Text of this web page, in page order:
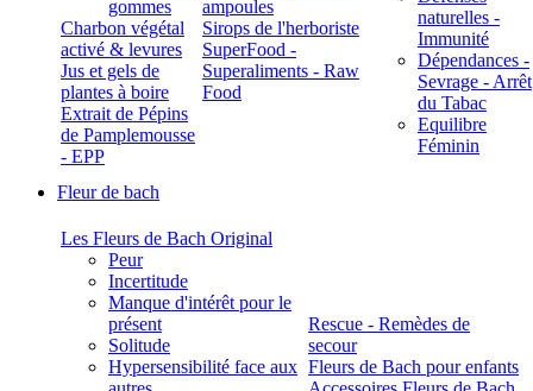
gommes
Charbon végétal
activé & levures
Jus et gels de
plantes à boire
Extrait de Pépins
de Pamplemousse
- EPP
ampoules
Sirops de l'herboriste
SuperFood -
Superaliments - Raw
Food
naturelles -
Immunité
Dépendances -
Sevrage - Arrêt
du Tabac
Equilibre
Féminin
Fleur de bach
Les Fleurs de Bach Original
Peur
Incertitude
Manque d'intérêt pour le
présent
Solitude
Hypersensibilité face aux
Rescue - Remèdes de
secour
Fleurs de Bach pour enfants